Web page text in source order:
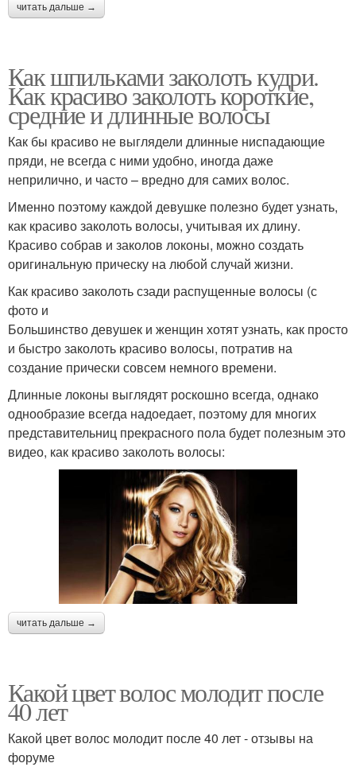
читать дальше →
Как шпильками заколоть кудри.
Как красиво заколоть короткие,
средние и длинные волосы
Как бы красиво не выглядели длинные ниспадающие
пряди, не всегда с ними удобно, иногда даже
неприлично, и часто – вредно для самих волос.
Именно поэтому каждой девушке полезно будет узнать,
как красиво заколоть волосы, учитывая их длину.
Красиво собрав и заколов локоны, можно создать
оригинальную прическу на любой случай жизни.
Как красиво заколоть сзади распущенные волосы (с
фото и
Большинство девушек и женщин хотят узнать, как просто
и быстро заколоть красиво волосы, потратив на
создание прически совсем немного времени.
Длинные локоны выглядят роскошно всегда, однако
однообразие всегда надоедает, поэтому для многих
представительниц прекрасного пола будет полезным это
видео, как красиво заколоть волосы:
читать дальше →
Какой цвет волос молодит после
40 лет
Какой цвет волос молодит после 40 лет - отзывы на
форуме